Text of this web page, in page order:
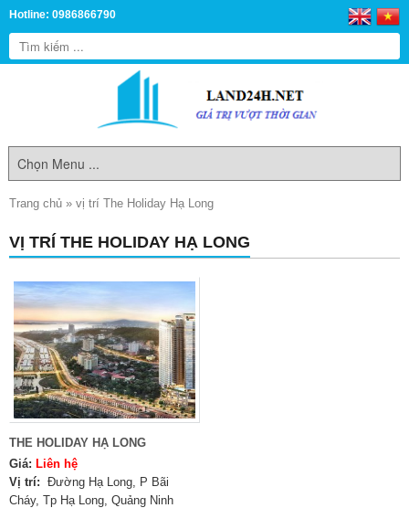
Hotline: 0986866790
Trang chủ » vị trí The Holiday Hạ Long
VỊ TRÍ THE HOLIDAY HẠ LONG
THE HOLIDAY HẠ LONG
Giá: Liên hệ
Vị trí: Đường Hạ Long, P Bãi
Cháy, Tp Hạ Long, Quảng Ninh